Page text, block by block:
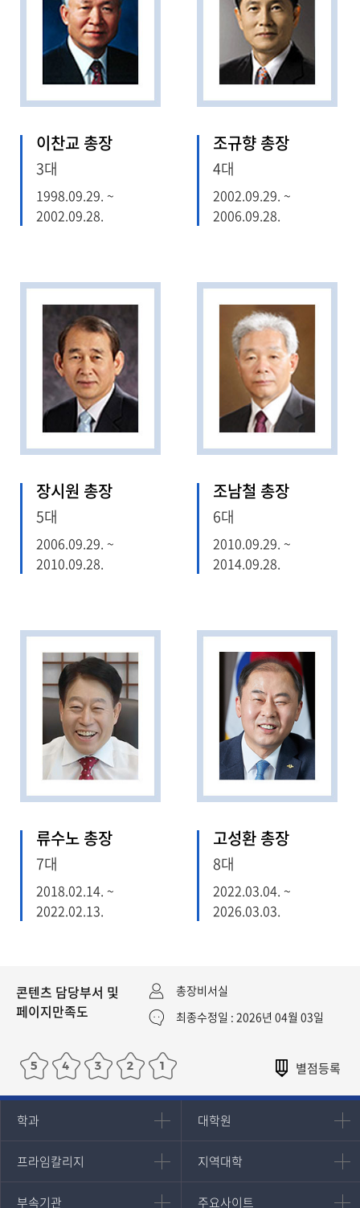
이찬교 총장
3대
1998.09.29. ~
2002.09.28.
조규향 총장
4대
2002.09.29. ~
2006.09.28.
장시원 총장
5대
2006.09.29. ~
2010.09.28.
조남철 총장
6대
2010.09.29. ~
2014.09.28.
류수노 총장
7대
2018.02.14. ~
2022.02.13.
고성환 총장
8대
2022.03.04. ~
2026.03.03.
콘텐츠 담당부서 및
페이지만족도
총장비서실
최종수정일 : 2026년 04월 03일
학과
인문과학대학
국어국문학과
영어영문학과
대학원
대학원
대학원
경영대학원
프라임칼리지
프라임칼리지
학사학위과정
지역대학
지역대학
지역대학 포털
부속기관
부속기관 주요사이트
주요사이트